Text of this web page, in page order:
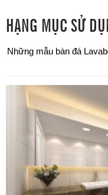
HẠNG MỤC SỬ
Chuyên thi công đá ốp